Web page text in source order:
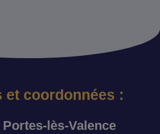
et coordonnées :
lès-Valence